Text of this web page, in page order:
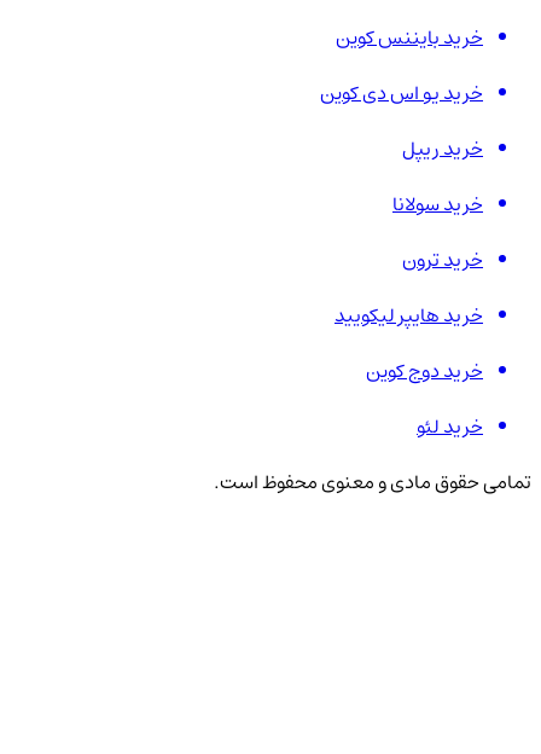
خرید بایننس کوین
خرید یو اس دی کوین
خرید ریپل
خرید سولانا
خرید ترون
خرید هایپر لیکویید
خرید دوج کوین
خرید لئو
تمامی حقوق مادی و معنوی محفوظ است.